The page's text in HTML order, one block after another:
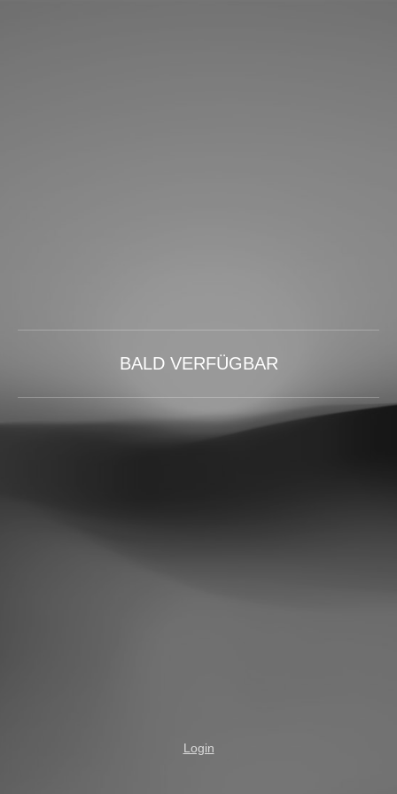
BALD VERFÜGBAR
Login